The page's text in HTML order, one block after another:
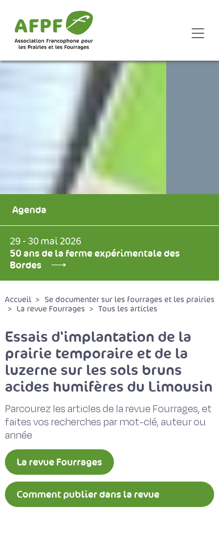
Agenda
29 - 30 mai 2026
50 ans de la ferme expérimentale des
Bordes
Accueil
Se documenter sur les fourrages et les prairies
La revue Fourrages
Tous les articles
Essais d'implantation de la
prairie temporaire et de la
luzerne sur les sols bruns
acides humifères du Limousin
Parcourez les articles de la revue Fourrages, et
faites vos recherches par mot-clé, auteur ou
année
La revue Fourrages
Comment publier dans la revue